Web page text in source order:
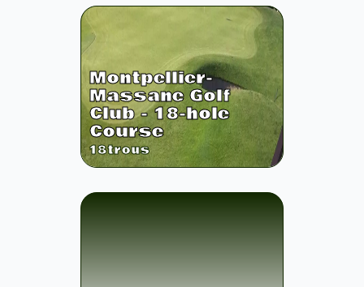
Montpellier-
Massane Golf
Club - 18-hole
Course
18trous